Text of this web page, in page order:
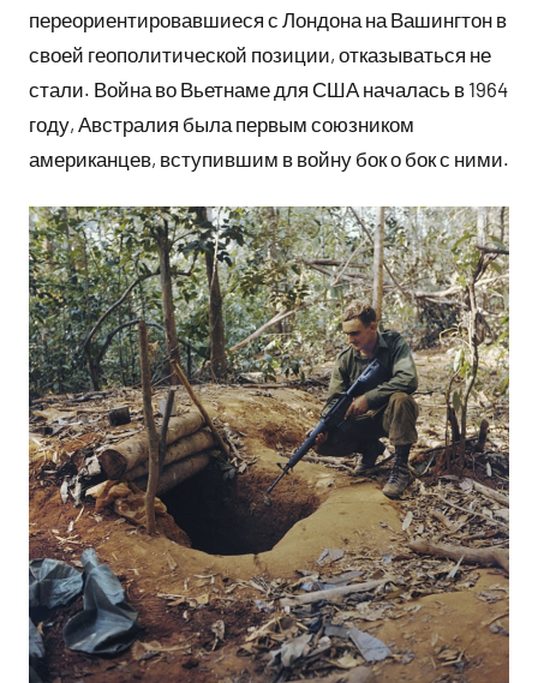
переориентировавшиеся с Лондона на Вашингтон в
своей геополитической позиции, отказываться не
стали. Война во Вьетнаме для США началась в 1964
году, Австралия была первым союзником
американцев, вступившим в войну бок о бок с ними.